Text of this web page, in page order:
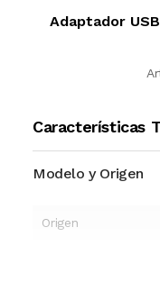
Adaptador
Características
Modelo y Origen
Origen